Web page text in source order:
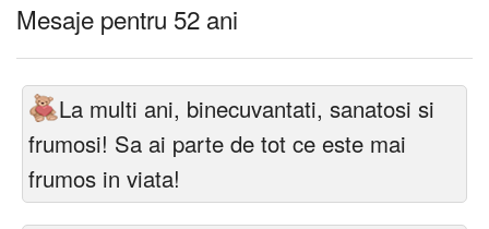
Mesaje pentru 52 ani
La multi ani, binecuvantati, sanatosi si
frumosi! Sa ai parte de tot ce este mai
frumos in viata!